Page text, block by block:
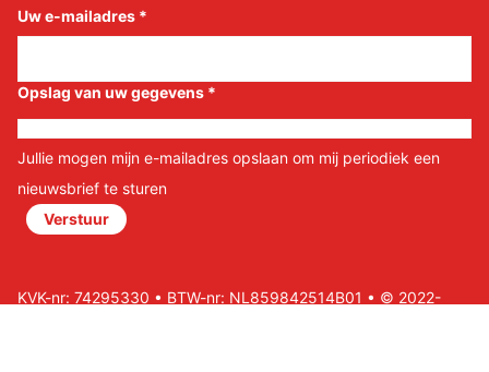
Uw e-mailadres *
Opslag van uw gegevens *
Jullie mogen mijn e-mailadres opslaan om mij periodiek een
nieuwsbrief te sturen
Verstuur
KVK-nr: 74295330 • BTW-nr: NL859842514B01 • © 2022-